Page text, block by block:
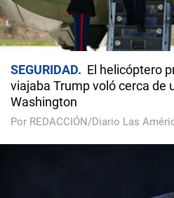
SEGURIDAD
El helicóptero
viajaba Trump voló cerca de
Washington
Por REDACCIÓN/Diario Las